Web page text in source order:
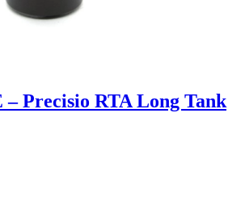
– Precisio RTA Long Tank